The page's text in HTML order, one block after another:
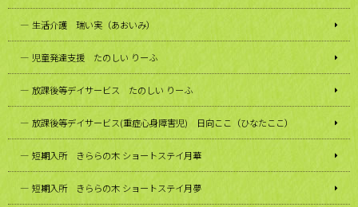
生活介護 瑞い実（あおいみ）
児童発達支援 たのしい りーふ
放課後等デイサービス たのしい りーふ
放課後等デイサービス(重症心身障害児) 日向ここ（ひなたここ）
短期入所 きららの木 ショートステイ月華
短期入所 きららの木 ショートステイ月夢